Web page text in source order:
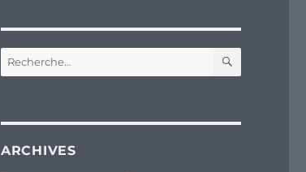
Recherche
pour :
ARCHIVES